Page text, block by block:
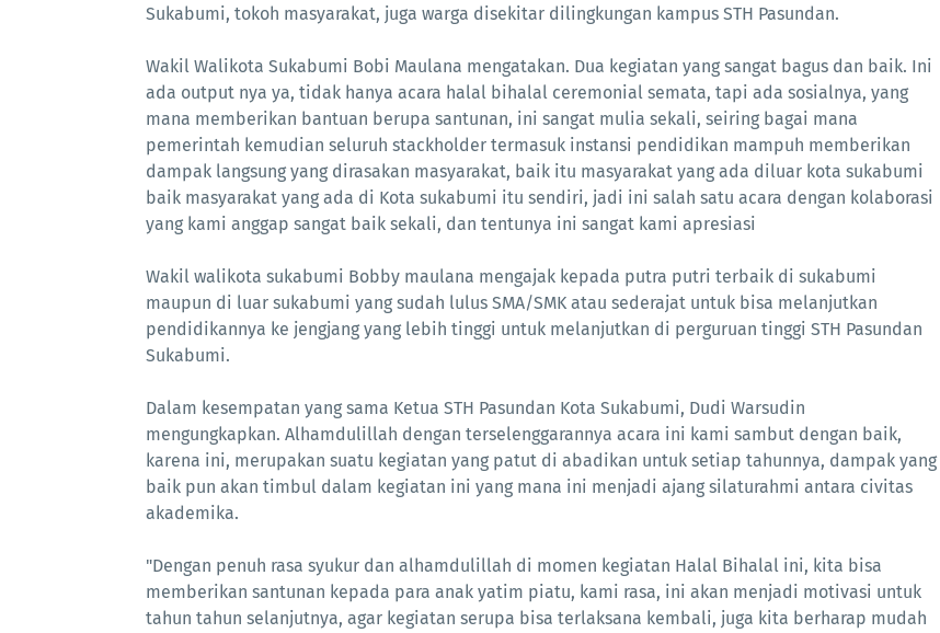
Sukabumi, tokoh masyarakat, juga warga disekitar dilingkungan kampus STH Pasundan.
Wakil Walikota Sukabumi Bobi Maulana mengatakan. Dua kegiatan yang sangat bagus dan baik. Ini
ada output nya ya, tidak hanya acara halal bihalal ceremonial semata, tapi ada sosialnya, yang
mana memberikan bantuan berupa santunan, ini sangat mulia sekali, seiring bagai mana
pemerintah kemudian seluruh stackholder termasuk instansi pendidikan mampuh memberikan
dampak langsung yang dirasakan masyarakat, baik itu masyarakat yang ada diluar kota sukabumi
baik masyarakat yang ada di Kota sukabumi itu sendiri, jadi ini salah satu acara dengan kolaborasi
yang kami anggap sangat baik sekali, dan tentunya ini sangat kami apresiasi
Wakil walikota sukabumi Bobby maulana mengajak kepada putra putri terbaik di sukabumi
maupun di luar sukabumi yang sudah lulus SMA/SMK atau sederajat untuk bisa melanjutkan
pendidikannya ke jengjang yang lebih tinggi untuk melanjutkan di perguruan tinggi STH Pasundan
Sukabumi.
Dalam kesempatan yang sama Ketua STH Pasundan Kota Sukabumi, Dudi Warsudin
mengungkapkan. Alhamdulillah dengan terselenggarannya acara ini kami sambut dengan baik,
karena ini, merupakan suatu kegiatan yang patut di abadikan untuk setiap tahunnya, dampak yang
baik pun akan timbul dalam kegiatan ini yang mana ini menjadi ajang silaturahmi antara civitas
akademika.
"Dengan penuh rasa syukur dan alhamdulillah di momen kegiatan Halal Bihalal ini, kita bisa
memberikan santunan kepada para anak yatim piatu, kami rasa, ini akan menjadi motivasi untuk
tahun tahun selanjutnya, agar kegiatan serupa bisa terlaksana kembali, juga kita berharap mudah